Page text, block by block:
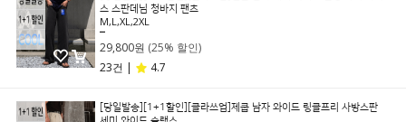
스 스판데님 청바지 팬츠
M,L,XL,2XL
29,800원 (25% 할인)
23건 |
4.7
[당일발송][1+1할인][클라쓰업]제쿱 남자 와이드 링클프리 사방스판